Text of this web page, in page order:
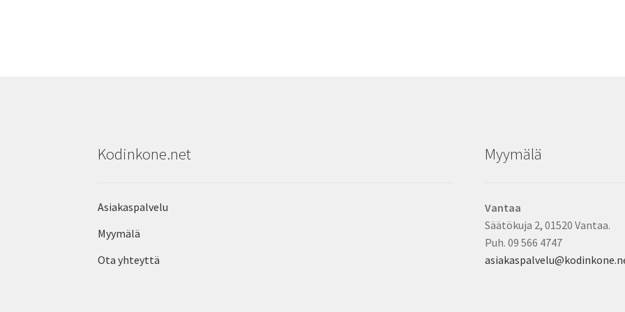
Kodinkone.net
Asiakaspalvelu
Myymälä
Ota yhteyttä
Myymälä
Vantaa
Säätökuja 2, 01520 Vantaa.
Puh. 09 566 4747